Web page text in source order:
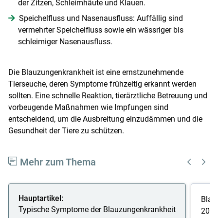
der Zitzen, Schleimhäute und Klauen.
Speichelfluss und Nasenausfluss: Auffällig sind
vermehrter Speichelfluss sowie ein wässriger bis
schleimiger Nasenausfluss.
Die Blauzungenkrankheit ist eine ernstzunehmende
Tierseuche, deren Symptome frühzeitig erkannt werden
sollten. Eine schnelle Reaktion, tierärztliche Betreuung und
vorbeugende Maßnahmen wie Impfungen sind
entscheidend, um die Ausbreitung einzudämmen und die
Gesundheit der Tiere zu schützen.
Mehr zum Thema
Hauptartikel:
Typische Symptome der Blauzungenkrankheit